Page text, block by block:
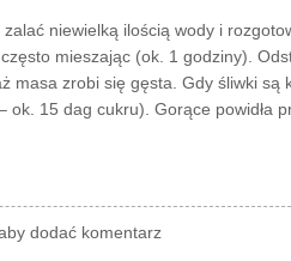
zalać niewielką ilością wody i
mieszając (ok. 1 godziny).
masa zrobi się gęsta. Gdy śliwki
ok. 15 dag cukru). Gorące powidła
dodać komentarz